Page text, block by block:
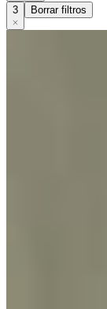
3 Borrar filtros